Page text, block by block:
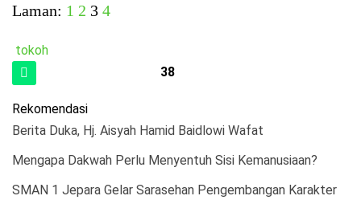
Laman: 1 2 3 4
tokoh
38
Rekomendasi
Berita Duka, Hj. Aisyah Hamid Baidlowi Wafat
Mengapa Dakwah Perlu Menyentuh Sisi Kemanusiaan?
SMAN 1 Jepara Gelar Sarasehan Pengembangan Karakter